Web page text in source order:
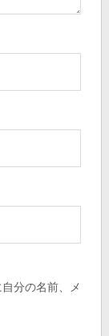
分の名前、メ